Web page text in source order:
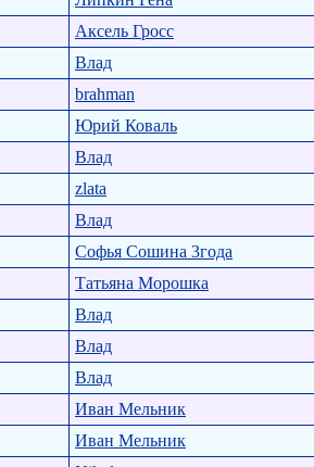
Аксель Гросс
Влад
brahman
Юрий Коваль
Влад
zlata
Влад
Софья Сошина 3года
Татьяна Морошка
Влад
Влад
Влад
Иван Мельник
Иван Мельник